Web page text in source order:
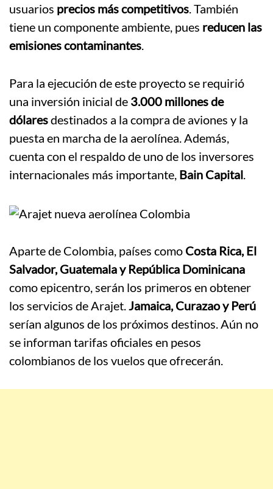
usuarios precios más competitivos . También
tiene un componente ambiente, pues reducen las
emisiones contaminantes
Para la ejecución de este proyecto se requirió
una inversión inicial de 3.000 millones de
dólaresdestinados a la compra de aviones y la
puesta en marcha de la aerolínea. Además,
cuenta con el respaldo de uno de los inversores
internacionales más importante, Bain Capital
Aparte de Colombia, países como Costa Rica, El
Salvador, Guatemala y República Dominicana
como epicentro, serán los primeros en obtener
los servicios de Arajet.Jamaica, Curazao y Perú
serían algunos de los próximos destinos. Aún no
se informan tarifas oficiales en pesos
colombianos de los vuelos que ofrecerán.